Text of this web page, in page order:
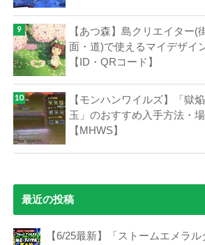
【あつ森】島クリエイター(
面・道)で使えるマイデザイ
【ID・QRコード】
【モンハンワイルズ】「獄
玉」のおすすめ入手方法・
【MHWS】
最近の投稿
【6/25最新】「ストームエメラル